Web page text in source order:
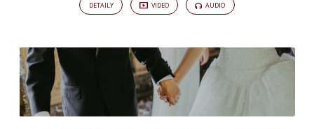
DETAILY VIDEO AUDIO